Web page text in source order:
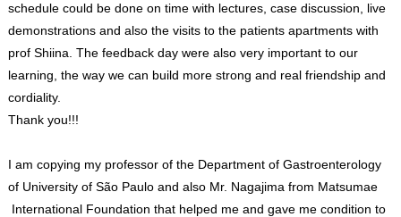
schedule could be done on time with lectures, case discussion, live
demonstrations and also the visits to the patients apartments with
prof Shiina. The feedback day were also very important to our
learning, the way we can build more strong and real friendship and
cordiality.
Thank you!!!
I am copying my professor of the Department of Gastroenterology
of University of São Paulo and also Mr. Nagajima from Matsumae
International Foundation that helped me and gave me condition to